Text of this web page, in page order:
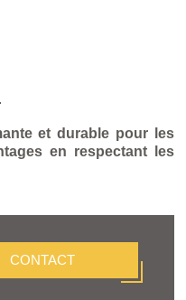
et durable pour les
en respectant les
CONTACT